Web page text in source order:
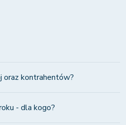
oraz kontrahentów?
- dla kogo?